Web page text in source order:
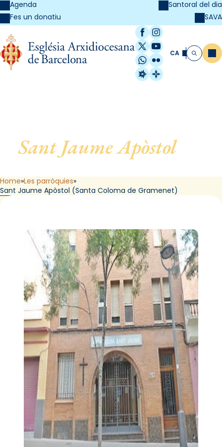
Agenda
Fes un donatiu
Santoral del dia
SAVA
Facebook
Instagram
X / Twitter
YouTube
WhatsApp
Flickr
Radio Estel
Catalunya
CA Cerca
Sant Jaume Apòstol, de
Santa Coloma de Gramenet
Home Les parròquies
Sant Jaume Apòstol (Santa Coloma de Gramenet)